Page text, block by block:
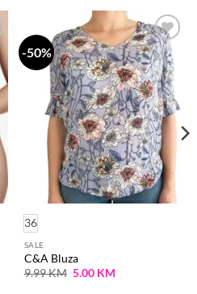
-50%
Dodaj
na
listu
želja
36
SALE
C&A Bluza
9.99KM Original
5.00 KMCurrent